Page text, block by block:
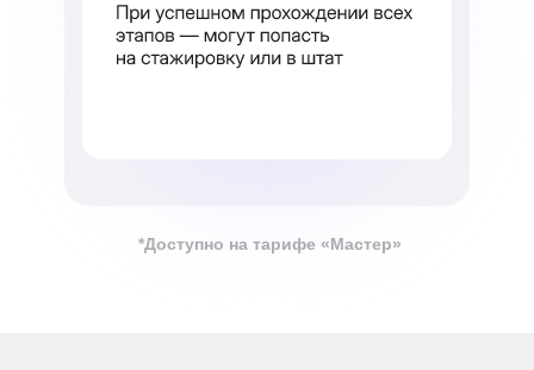
*Доступно на тарифе «Мастер»